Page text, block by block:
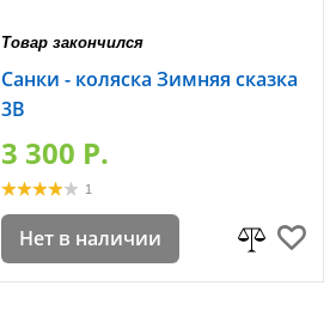
Товар закончился
Санки - коляска Зимняя сказка
3В
3 300 P.
1
Нет в наличии